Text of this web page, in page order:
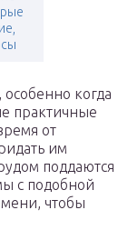
когда
практичные
от
им
поддаются
с подобной
чтобы